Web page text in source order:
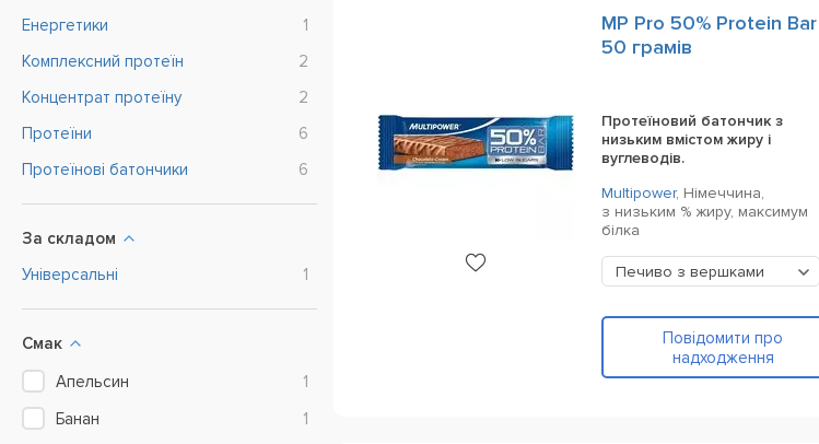
Енергетики
1
Комплексний протеїн
2
Концентрат протеїну
2
Протеїни
6
Протеїнові батончики
6
За складом
Універсальні
1
Смак
Апельсин
1
Банан
1
MP Pro 50% Protein Bar
50 грамів
Протеїновий батончик з
низьким вмістом жиру і
вуглеводів.
Multipower, Німеччина,
з низьким % жиру, максимум
білка
Печиво з вершками
Повідомити про
надходження